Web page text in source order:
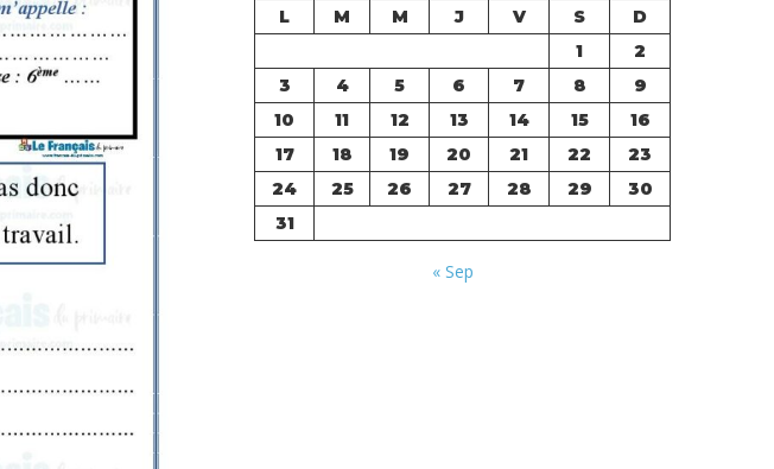
L
M M J V S
D
1
2
3
4 5 6 7 8
9
10
11 12 13 14 15
16
17
18 19 20 21 22
23
24
25 26 27 28 29
30
31
« Sep